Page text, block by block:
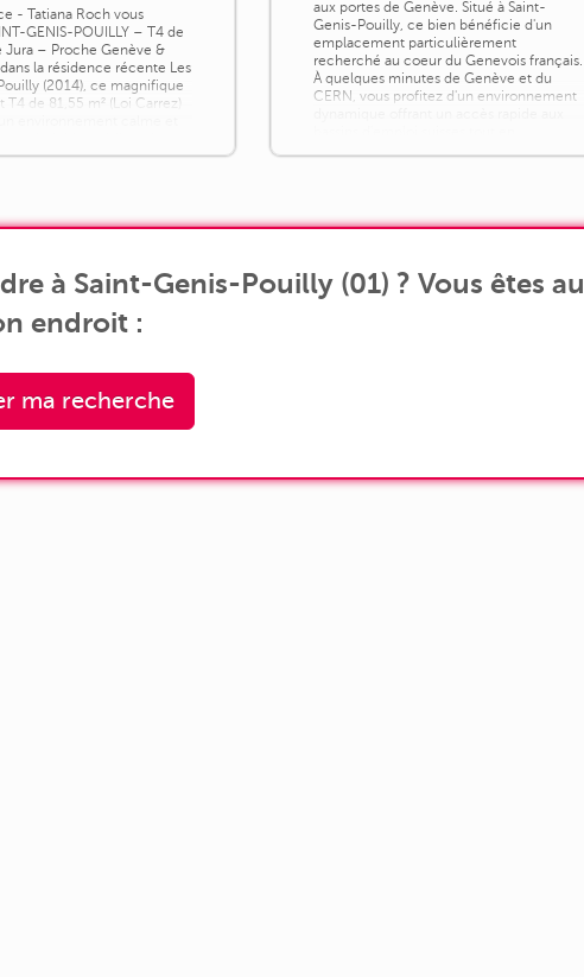
- Tatiana Roch vous
GENIS-POUILLY – T4 de
Jura – Proche Genève &
la résidence récente Les
(2014), ce magnifique
T4 de 81,55 m² (Loi Carrez)
des commerces, des
aux portes de Genève. Situé à Saint-
Genis-Pouilly, ce bien bénéficie d'un
emplacement particulièrement
recherché au coeur du Genevois français.
À quelques minutes de Genève et du
CERN, vous profitez d'un environnement
à Saint-Genis-Pouilly (01) ? Vous êtes au
endroit :
ma recherche